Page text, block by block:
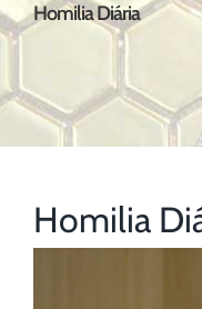
Homilia Diária
Homilia